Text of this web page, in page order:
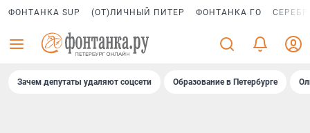
ФОНТАНКА SUP (ОТ)ЛИЧНЫЙ ПИТЕР ФОНТАНКА ГО
Зачем депутаты удаляют соцсети Образование в Петербурге